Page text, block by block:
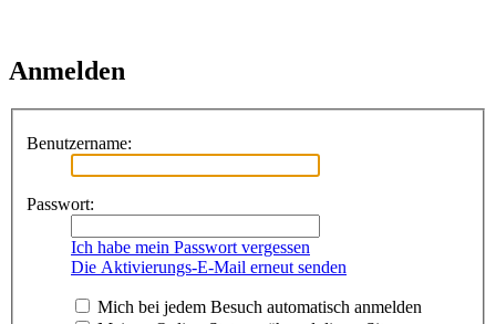
Anmelden
Benutzername:
Passwort:
Ich habe mein Passwort vergessen
Die Aktivierungs-E-Mail erneut senden
Mich bei jedem Besuch automatisch anmelden